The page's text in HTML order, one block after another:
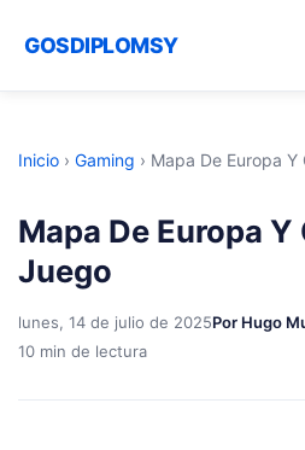
GOSDIPLOMSY
Inicio › Gaming › Mapa De Europa
Mapa De Europa
Juego
lunes, 14 de julio de 2025Por Hugo
10 min de lectura